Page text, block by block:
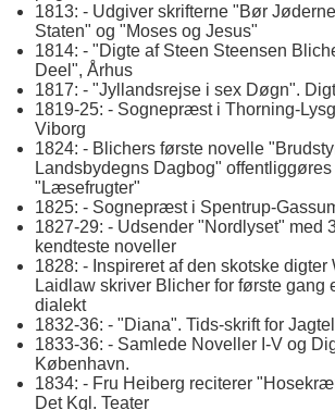
1813: - Udgiver skrifterne "Bør
Staten" og "Moses og Jesus"
1814: - "Digte af Steen Steensen
Deel", Århus
1817: - "Jyllandsrejse i sex Døgn".
1819-25: - Sognepræst i Thorning-
Viborg
1824: - Blichers første novelle
Landsbydegns Dagbog"
"Læsefrugter"
1825: - Sognepræst i Spentrup-
1827-29: - Udsender "Nordlyset" med
kendteste noveller
1828: - Inspireret af den skotske digter
Laidlaw skriver Blicher for første gang
dialekt
1832-36: - "Diana". Tids-skrift for
1833-36: - Samlede Noveller I-V og
København.
1834: - Fru Heiberg reciterer
Det Kgl. Teater